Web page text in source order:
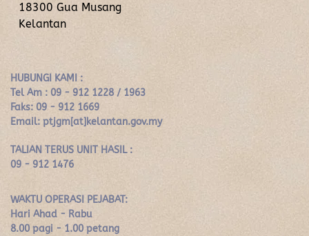
18300 Gua Musang
Kelantan
HUBUNGI KAMI :
Tel Am : 09 - 912 1228 / 1963
Faks: 09 - 912 1669
Email: ptjgm[at]kelantan.gov.my
TALIAN TERUS UNIT HASIL :
09 - 912 1476
WAKTU OPERASI PEJABAT:
Hari Ahad - Rabu
8.00 pagi - 1.00 petang